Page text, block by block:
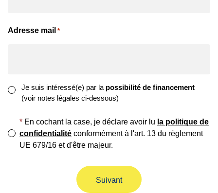
Adresse mail *
Intérêt
pour
financement
Je suis intéressé(e) par la possibilité de financement
(voir notes légales ci-dessous)
* En cochant la case, je déclare avoir lu la politique de
confidentialité conformément à l'art. 13 du règlement
UE 679/16 et d'être majeur.